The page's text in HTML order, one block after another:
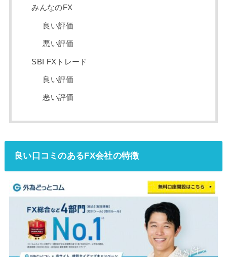
みんなのFX
良い評価
悪い評価
SBI FXトレード
良い評価
悪い評価
良い口コミのあるFX会社の特徴